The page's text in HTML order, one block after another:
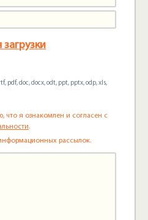
pdf, doc, docx, odt, ppt, pptx, odp, xls,
что я ознакомлен и согласен с
.
рассылок.